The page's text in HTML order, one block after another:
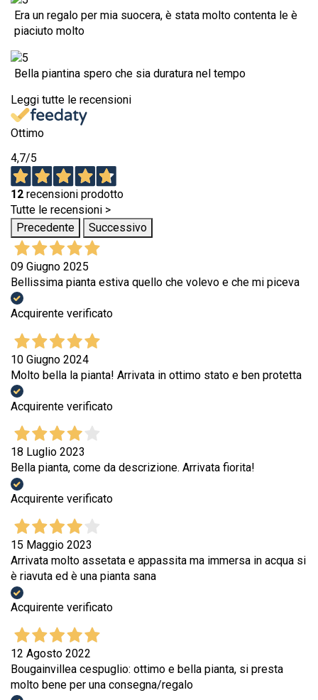
Era un regalo per mia suocera, è stata molto contenta le è
piaciuto molto
Bella piantina spero che sia duratura nel tempo
Leggi tutte le recensioni
Ottimo
4,7/5
12 recensioni prodotto
Tutte le recensioni >
Precedente
Successivo
09 Giugno 2025
Bellissima pianta estiva quello che volevo e che mi piceva
Acquirente verificato
10 Giugno 2024
Molto bella la pianta! Arrivata in ottimo stato e ben protetta
Acquirente verificato
18 Luglio 2023
Bella pianta, come da descrizione. Arrivata fiorita!
Acquirente verificato
15 Maggio 2023
Arrivata molto assetata e appassita ma immersa in acqua si
è riavuta ed è una pianta sana
Acquirente verificato
12 Agosto 2022
Bougainvillea cespuglio: ottimo e bella pianta, si presta
molto bene per una consegna/regalo